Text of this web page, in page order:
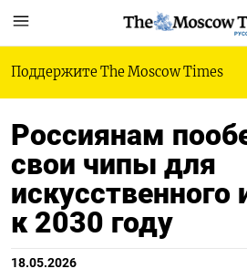
Поддержите The Moscow Times
Россиянам
свои чипы для
искусственного
к 2030 году
18.05.2026